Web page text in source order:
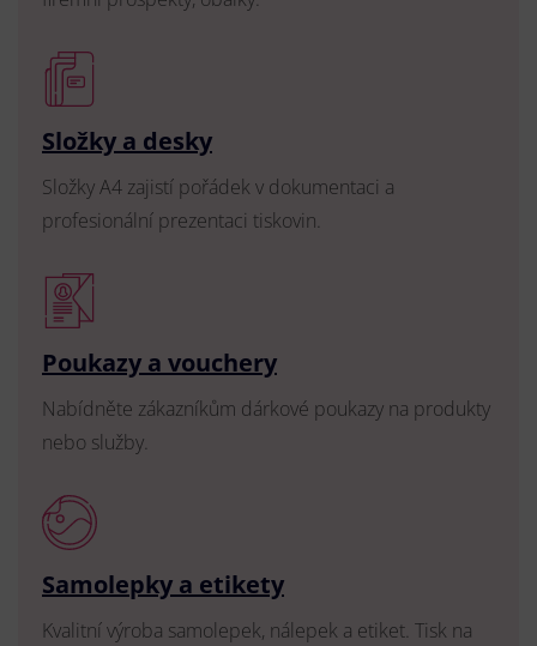
Složky a desky
Složky A4 zajistí pořádek v dokumentaci a
profesionální prezentaci tiskovin.
Poukazy a vouchery
Nabídněte zákazníkům dárkové poukazy na produkty
nebo služby.
Samolepky a etikety
Kvalitní výroba samolepek, nálepek a etiket. Tisk na